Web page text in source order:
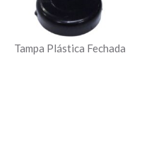
Tampa Plástica Fechada